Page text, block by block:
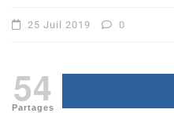
25 Juil 2019 0
54
Partages